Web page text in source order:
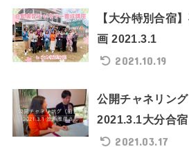
【大分特別合宿
画 2021.3.1
2021.10.19
公開チャネリン
2021.3.1大分合宿
2021.03.17